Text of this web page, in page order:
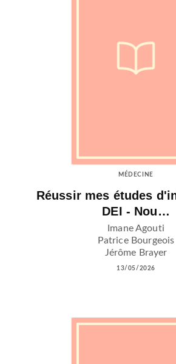
MÉDECINE
Réussir mes études
DEI - Nou…
Imane Agouti
Patrice Bourgeois
Jérôme Brayer
13/05/2026